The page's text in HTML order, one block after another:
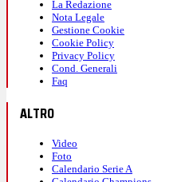
La Redazione
Nota Legale
Gestione Cookie
Cookie Policy
Privacy Policy
Cond. Generali
Faq
ALTRO
Video
Foto
Calendario Serie A